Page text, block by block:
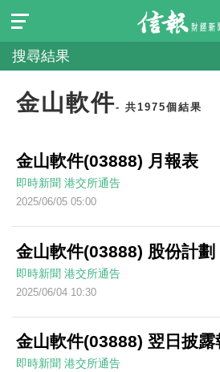
搜尋結果
金山軟件- 共1975個結果
金山軟件(03888) 月報表
即時新聞 港交所通告
2025/06/05 05:00
金山軟件(03888) 股份計劃
即時新聞 港交所通告
2025/06/04 10:30
金山軟件(03888) 翌日披
即時新聞 港交所通告